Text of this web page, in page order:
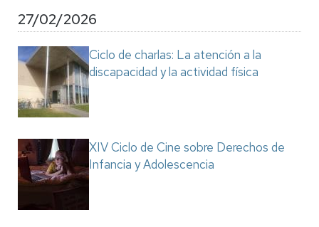
27/02/2026
Ciclo de charlas: La atención a la
discapacidad y la actividad física
XIV Ciclo de Cine sobre Derechos de
Infancia y Adolescencia